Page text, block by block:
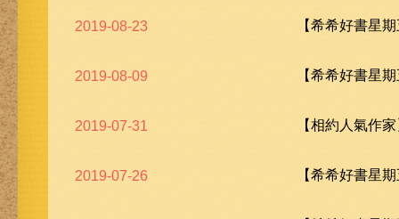
2019-08-23 【希希好書星
2019-08-09 【希希好書星
2019-07-31 【相約人氣作
2019-07-26 【希希好書星